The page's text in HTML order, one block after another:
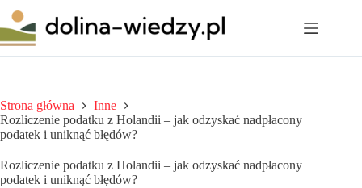
do
treści
Strona główna
Inne
Rozliczenie podatku z Holandii – jak odzyskać nadpłacony
podatek i uniknąć błędów?
Rozliczenie podatku z Holandii – jak odzyskać nadpłacony
podatek i uniknąć błędów?